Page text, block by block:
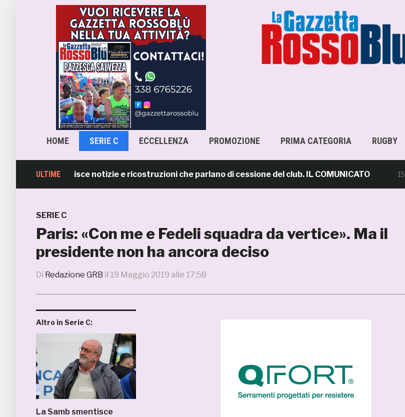
HOME SERIE C ECCELLENZA PROMOZIONE PRIMA CATEGORIA RUGBY
ULTIME
Samb smentisce notizie e ricostruzioni che parlano di cessione del club. IL COMUNICATO 15 ore fa
SERIE C
Paris: «Con me e Fedeli squadra da vertice». Ma il
presidente non ha ancora deciso
Di Redazione GRB il 19 Maggio 2019 alle 17:58
Altro in Serie C:
La Samb smentisce